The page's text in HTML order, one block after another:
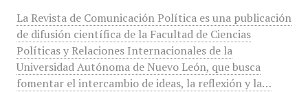
La Revista de Comunicación Política es una publicación
de difusión científica de la Facultad de Ciencias
Políticas y Relaciones Internacionales de la
Universidad Autónoma de Nuevo León, que busca
fomentar el intercambio de ideas, la reflexión y la…